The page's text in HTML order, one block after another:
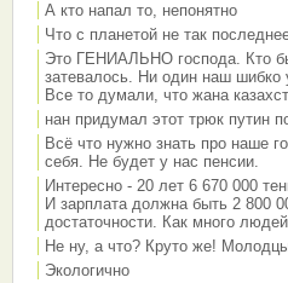
А кто напал то, непонятно
Что с планетой не так
Это ГЕНИАЛЬНО господа. Кто
затевалось. Ни один наш
Все то думали, что жана
нан придумал этот трюк путин
Всё что нужно знать про наше
себя. Не будет у нас пенсии.
Интересно - 20 лет 6 670 000
И зарплата должна быть 2 800
достаточности. Как много
Не ну, а что? Круто же!
Экологично